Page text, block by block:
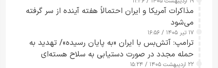
مذاکرات آمریکا و ایران احتمالاً هفته آینده از سر گرفته
می‌شود
۱۷ تیر ۱۴۰۵ / ۱۶:۵۶
ترامپ: آتش‌بس با ایران «به پایان رسیده»/ تهدید به
حمله مجدد در صورت دستیابی به سلاح هسته‌ای
۲۲ اردیبهشت ۱۴۰۵ / ۱۵:۲۴